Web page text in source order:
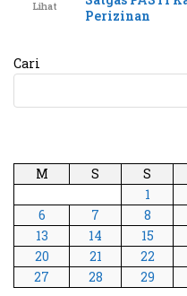
Lihat
Perizinan
Cari
M
S S
1
6
7 8
13
14 15
20
21 22
27
28 29